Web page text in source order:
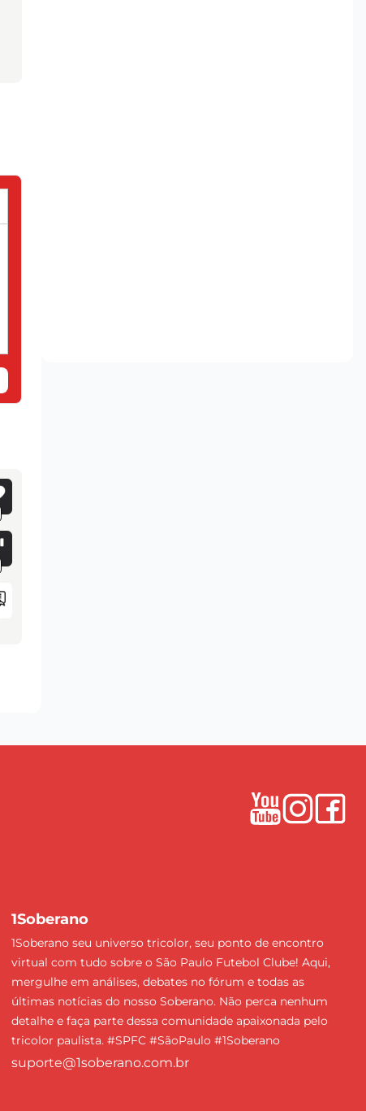
1Soberano
1Soberano seu universo tricolor, seu ponto de encontro
virtual com tudo sobre o São Paulo Futebol Clube! Aqui,
mergulhe em análises, debates no fórum e todas as
últimas notícias do nosso Soberano. Não perca nenhum
detalhe e faça parte dessa comunidade apaixonada pelo
tricolor paulista. #SPFC #SãoPaulo #1Soberano
suporte@1soberano.com.br